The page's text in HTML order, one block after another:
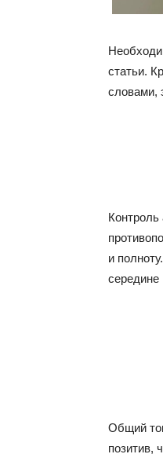
статьи.
словами,
Контроль
и
середине
Общий
позитив,